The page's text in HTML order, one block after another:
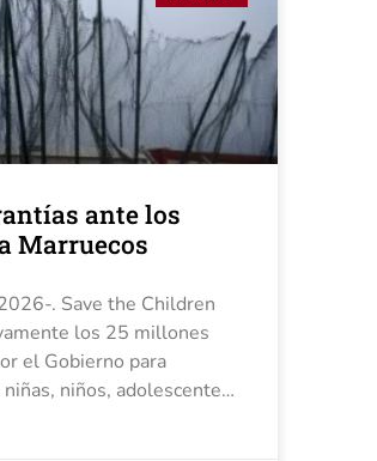
ante los
Marruecos
. Save the Children
los 25 millones
el Gobierno para
niños, adolescentes